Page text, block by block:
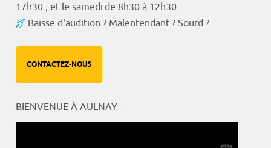
17h30 ; et le samedi de 8h30 à 12h30.
Baisse d'audition ? Malentendant ? Sourd ?
CONTACTEZ-NOUS
BIENVENUE À AULNAY